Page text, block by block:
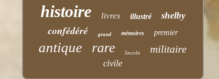
histoire livres illustré shelby
confédéré grand mémoires premier
antique rare lincoln militaire
civile